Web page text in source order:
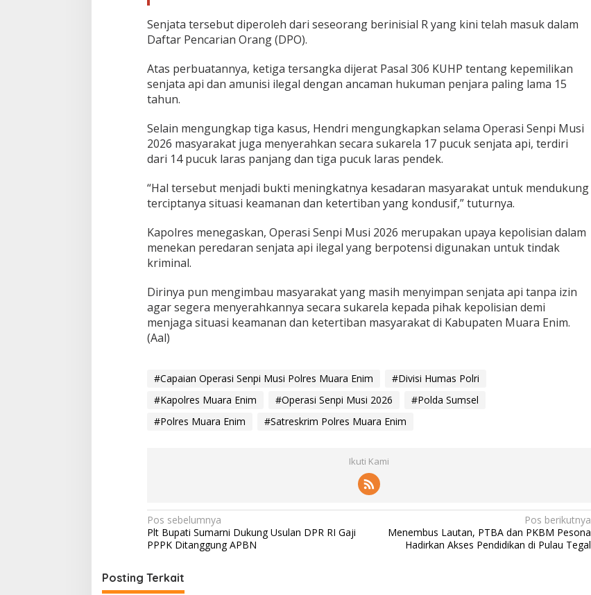
Senjata tersebut diperoleh dari seseorang berinisial R yang kini telah masuk dalam
Daftar Pencarian Orang (DPO).
Atas perbuatannya, ketiga tersangka dijerat Pasal 306 KUHP tentang kepemilikan
senjata api dan amunisi ilegal dengan ancaman hukuman penjara paling lama 15
tahun.
Selain mengungkap tiga kasus, Hendri mengungkapkan selama Operasi Senpi Musi
2026 masyarakat juga menyerahkan secara sukarela 17 pucuk senjata api, terdiri
dari 14 pucuk laras panjang dan tiga pucuk laras pendek.
“Hal tersebut menjadi bukti meningkatnya kesadaran masyarakat untuk mendukung
terciptanya situasi keamanan dan ketertiban yang kondusif,” tuturnya.
Kapolres menegaskan, Operasi Senpi Musi 2026 merupakan upaya kepolisian dalam
menekan peredaran senjata api ilegal yang berpotensi digunakan untuk tindak
kriminal.
Dirinya pun mengimbau masyarakat yang masih menyimpan senjata api tanpa izin
agar segera menyerahkannya secara sukarela kepada pihak kepolisian demi
menjaga situasi keamanan dan ketertiban masyarakat di Kabupaten Muara Enim.
(Aal)
#Capaian Operasi Senpi Musi Polres Muara Enim
#Divisi Humas Polri
#Kapolres Muara Enim
#Operasi Senpi Musi 2026
#Polda Sumsel
#Polres Muara Enim
#Satreskrim Polres Muara Enim
Ikuti Kami
N
a
i
Pos sebelumnya
Plt Bupati Sumarni Dukung Usulan DPR RI Gaji
PPPK Ditanggung APBN
Pos berikutnya
Menembus Lautan, PTBA dan PKBM Pesona
Hadirkan Akses Pendidikan di Pulau Tegal
Posting Terkait